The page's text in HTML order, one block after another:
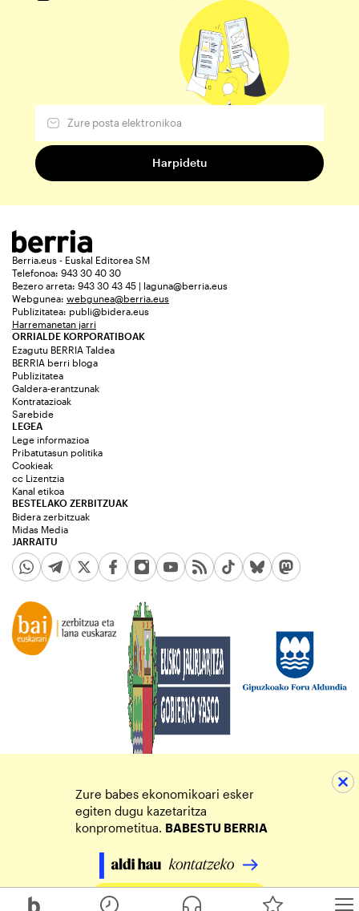
Berria.eus - Euskal Editorea SM
Telefonoa: 943 30 40 30
Bezero arreta: 943 30 43 45 | laguna@berria.eus
Webgunea: webgunea@berria.eus
Publizitatea: publi@bidera.eus
Harremanetan jarri
ORRIALDE KORPORATIBOAK
Ezagutu BERRIA Taldea
BERRIA berri bloga
Publizitatea
Galdera-erantzunak
Kontratazioak
Sarebide
JARRAITU
LEGEA
Lege informazioa
Pribatutasun politika
Cookieak
cc Lizentzia
Kanal etikoa
BESTELAKO ZERBITZUAK
Bidera zerbitzuak
Midas Media
Zure babes ekonomikoari esker
egiten dugu kazetaritza
konprometitua. BABESTU BERRIA
Egin zure ekarpena